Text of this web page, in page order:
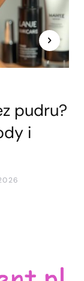
pudru?
i